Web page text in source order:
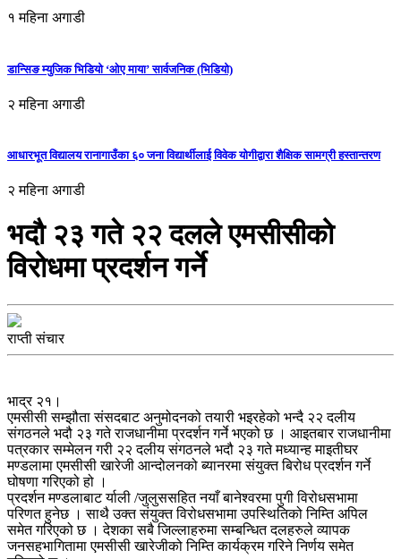
१ महिना अगाडी
डान्सिङ म्युजिक भिडियो ‘ओए माया’ सार्वजनिक (भिडियो)
२ महिना अगाडी
आधारभूत विद्यालय रानागाउँका ६० जना विद्यार्थीलाई विवेक योगीद्वारा शैक्षिक सामग्री हस्तान्तरण
२ महिना अगाडी
भदौ २३ गते २२ दलले एमसीसीको
विरोधमा प्रदर्शन गर्ने
राप्ती संचार
भाद्र २१।
एमसीसी सम्झौता संसदबाट अनुमोदनको तयारी भइरहेको भन्दै २२ दलीय
संगठनले भदौ २३ गते राजधानीमा प्रदर्शन गर्ने भएको छ । आइतबार राजधानीमा
पत्रकार सम्मेलन गरी २२ दलीय संगठनले भदौ २३ गते मध्यान्ह माइतीघर
मण्डलामा एमसीसी खारेजी आन्दोलनको ब्यानरमा संयुक्त बिरोध प्रदर्शन गर्ने
घोषणा गरिएको हो ।
प्रदर्शन मण्डलाबाट र्याली /जुलुससहित नयाँ बानेश्वरमा पुगी विरोधसभामा
परिणत हुनेछ । साथै उक्त संयुक्त विरोधसभामा उपस्थितिको निम्ति अपिल
समेत गरिएको छ । देशका सबै जिल्लाहरुमा सम्बन्धित दलहरुले व्यापक
जनसहभागितामा एमसीसी खारेजीको निम्ति कार्यक्रम गरिने निर्णय समेत